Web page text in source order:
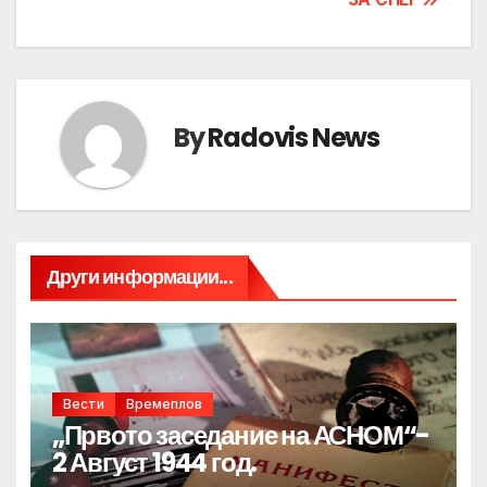
ByRadovis News
Други информации...
Вести Времеплов
„Првото заседание на АСНОМ“-
2 Август 1944 год.